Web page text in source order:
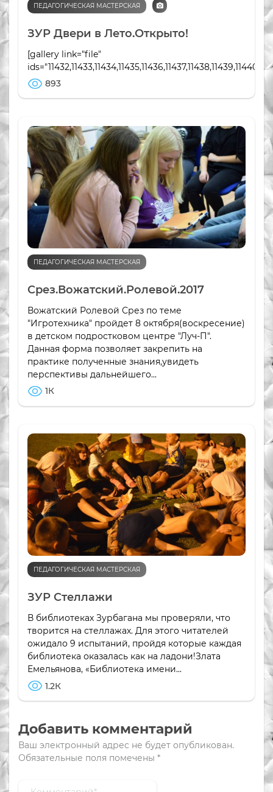
ПЕДАГОГИЧЕСКАЯ МАСТЕРСКАЯ
ЗУР Двери в Лето.Открыто!
[gallery link="file"
893
ПЕДАГОГИЧЕСКАЯ МАСТЕРСКАЯ
Срез.Вожатский.Ролевой.2017
Вожатский Ролевой Срез по теме
"Игротехника" пройдет 8 октября(воскресение)
в детском подростковом центре "Луч-П".
Данная форма позволяет закрепить на
практике полученные знания,увидеть
перспективы дальнейшего...
1К
ПЕДАГОГИЧЕСКАЯ МАСТЕРСКАЯ
ЗУР Стеллажи
В библиотеках Зурбагана мы проверяли, что
творится на стеллажах. Для этого читателей
ожидало 9 испытаний, пройдя которые каждая
библиотека оказалась как на ладони!Злата
Емельянова, «Библиотека имени...
1.2К
Добавить комментарий
Ваш электронный адрес не будет опубликован.
Обязательные поля помечены *